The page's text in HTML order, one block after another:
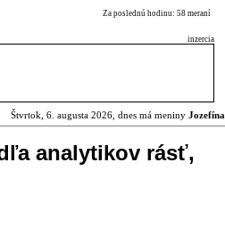
Za poslednú hodinu: 58 meraní
inzercia
Štvrtok, 6. augusta 2026, dnes má meniny Jozefína
analytikov rásť,